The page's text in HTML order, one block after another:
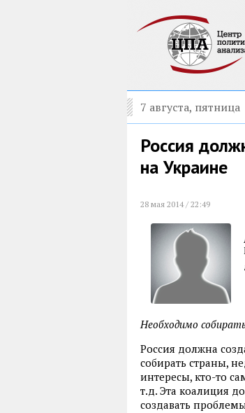
7 августа, пятница
Россия
на Украине
28 мая 2014 / 22:49
Необходимо
Россия должна
собирать страны,
интересы, кто-то
т.д. Эта коалиция
создавать